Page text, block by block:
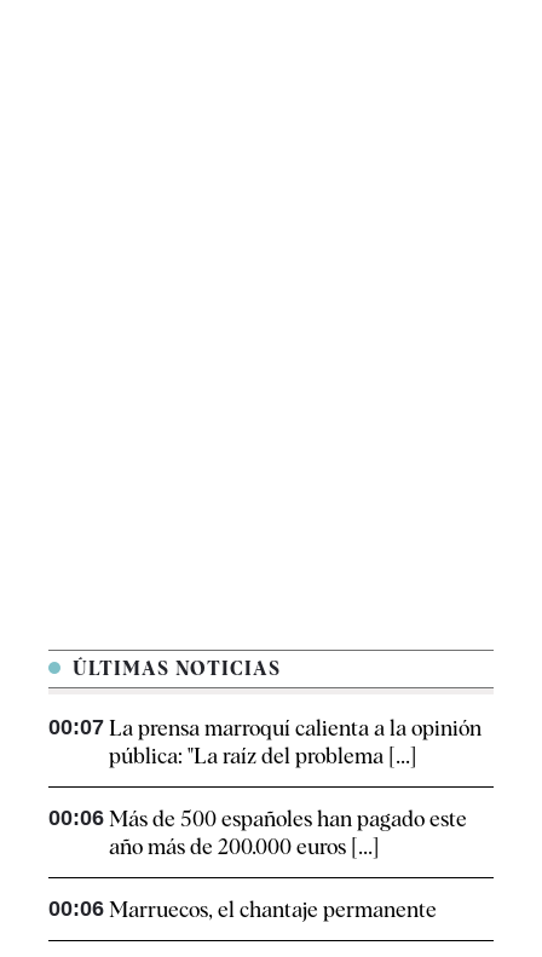
ÚLTIMAS NOTICIAS
00:07 La prensa marroquí calienta a la opinión
pública: "La raíz del problema [...]
00:06 Más de 500 españoles han pagado este
año más de 200.000 euros [...]
00:06 Marruecos, el chantaje permanente